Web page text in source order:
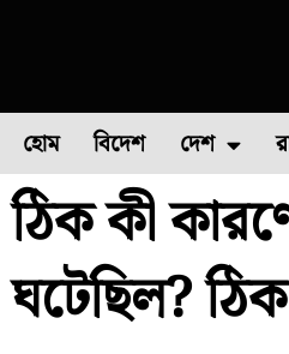
হোম বিদেশ দেশ
ফুল চাষ
ঠিক কী
ঘটেছিল?